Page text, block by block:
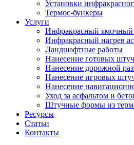
Установки
Термос-бункеры
Услуги
Инфракрасный ямочный
Инфракрасный нагрев
Ландшафтные работы
Нанесение готовых
Нанесение дорожной
Нанесение игровых
Нанесение
Уход за асфальтом и
Штучные формы из
Ресурсы
Статьи
Контакты